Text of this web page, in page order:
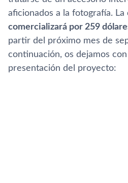
aficionados a la fotografí­a. La
comercializará por 259
partir del próximo mes de
continuación, os dejamos
presentación del proyecto: